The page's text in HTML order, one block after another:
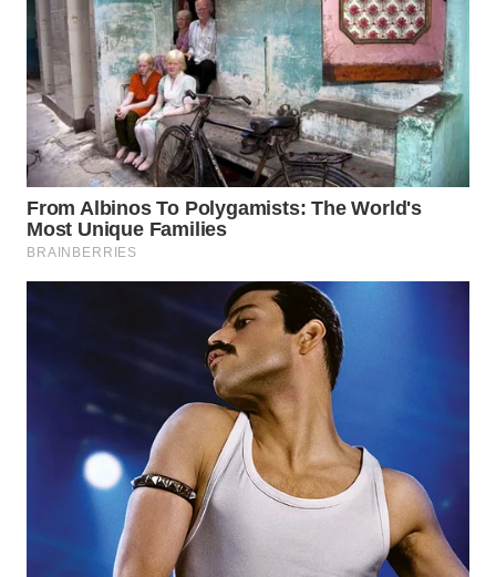
SEMARANG
WN
SOLO
WN
BOROBUDUR
WN
MADURA
BINTAN